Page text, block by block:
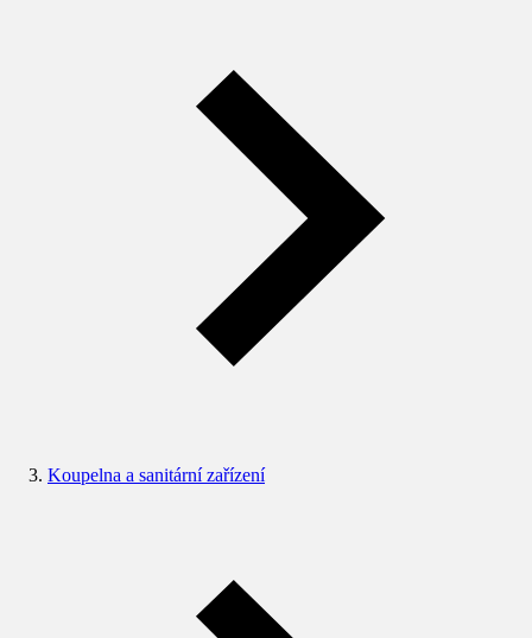
Koupelna a sanitární zařízení